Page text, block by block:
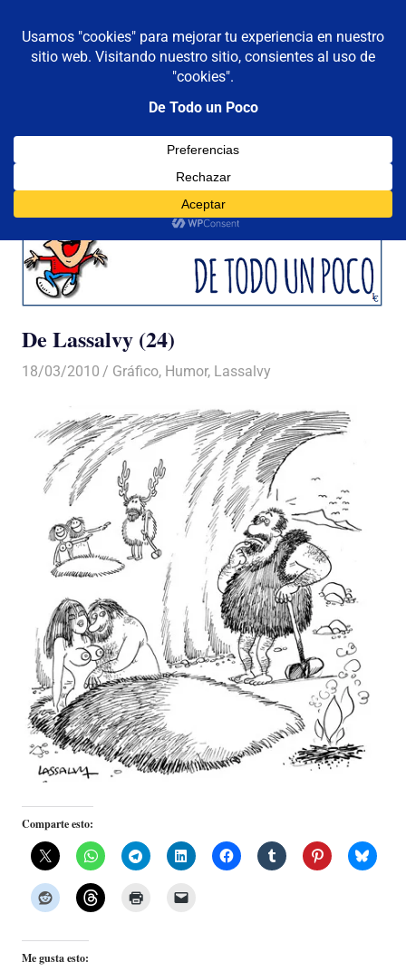
contenido
De todo un poco
Reflexiones,
Viajes
MENÚ
De Lassalvy (24)
18/03/2010 Luis Castellanos
Gráfico, Humor, Lassalvy
Comparte esto:
Me gusta esto: